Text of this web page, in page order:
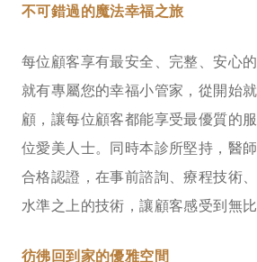
不可錯過的魔法幸福之旅
每位顧客享有最安全、完整、安心
就有專屬您的幸福小管家，從開始
顧，讓每位顧客都能享受最優質的
位愛美人士。同時本診所堅持，醫
合格認證，在事前諮詢、療程技術
水準之上的技術，讓顧客感受到無比
彷彿回到家的優雅空間